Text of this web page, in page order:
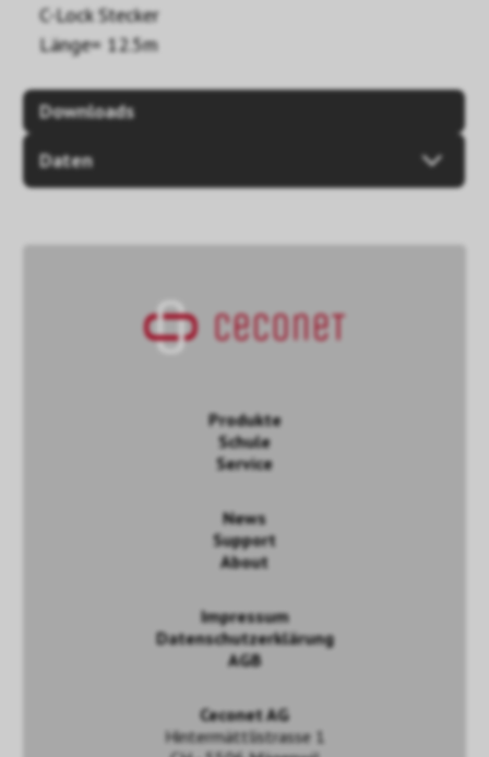
C-Lock Stecker
Länge= 12.5m
Downloads
Daten
Produkte
Schule
Service
News
Support
About
Impressum
Datenschutzerklärung
AGB
Ceconet AG
Hintermättlistrasse 1